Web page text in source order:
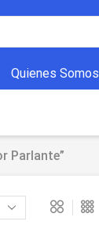
Quienes Somos
Parlante”